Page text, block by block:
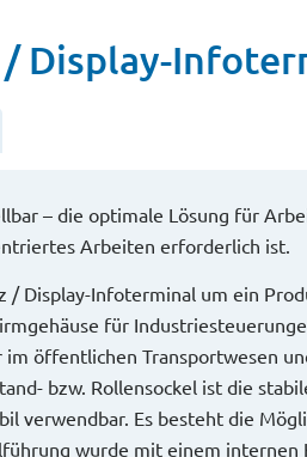
Display-
– die optimale Lösung für
Arbeiten erforderlich ist.
/ Display-Infoterminal um ein
für
öffentlichen Transportwesen
bzw. Rollensockel ist die
verwendbar. Es besteht die
wurde mit einem internen